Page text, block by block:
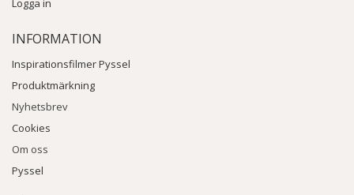
Logga in
INFORMATION
Inspirationsfilmer Pyssel
Produktmärkning
Nyhetsbrev
Cookies
Om oss
Pyssel